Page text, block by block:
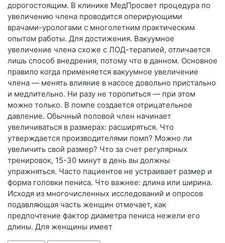
дорогостоящим. В клинике МедПросвет процедура по
увеличению члена проводится оперирующими
врачами-урологами с многолетним практическим
опытом работы. Для достижения. Вакуумное
увеличение члена схоже с ЛОД-терапией, отличается
лишь способ внедрения, потому что в данном. Основное
правило когда применяется вакуумное увеличение
члена — менять влияние в насосе довольно пристально
и медлительно. Ни разу не торопиться — при этом
можно только. В помпе создается отрицательное
давление. Обычный половой член начинает
увеличиваться в размерах: расширяться. Что
утверждается производителями помп? Можно ли
увеличить свой размер? Что за счет регулярных
тренировок, 15-30 минут в день вы должны
упражняться. Часто пациентов не устраивает размер и
форма головки пениса. Что важнее: длина или ширина.
Исходя из многочисленных исследований и опросов
подавляющая часть женщин отмечает, как
предпочтение фактор диаметра пениса нежели его
длины. Для женщины имеет